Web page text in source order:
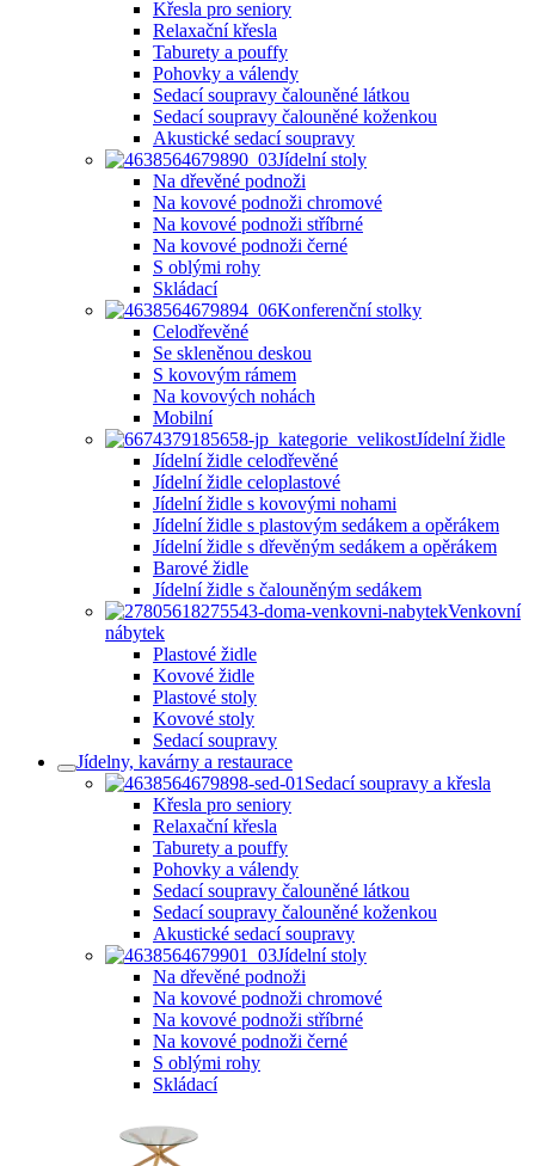
Křesla pro seniory
Relaxační křesla
Taburety a pouffy
Pohovky a válendy
Sedací soupravy čalouněné látkou
Sedací soupravy čalouněné koženkou
Akustické sedací soupravy
Jídelní stoly
Na dřevěné podnoži
Na kovové podnoži chromové
Na kovové podnoži stříbrné
Na kovové podnoži černé
S oblými rohy
Skládací
Konferenční stolky
Celodřevěné
Se skleněnou deskou
S kovovým rámem
Na kovových nohách
Mobilní
Jídelní židle
Jídelní židle celodřevěné
Jídelní židle celoplastové
Jídelní židle s kovovými nohami
Jídelní židle s plastovým sedákem a opěrákem
Jídelní židle s dřevěným sedákem a opěrákem
Barové židle
Jídelní židle s čalouněným sedákem
Venkovní
nábytek
Plastové židle
Kovové židle
Plastové stoly
Kovové stoly
Sedací soupravy
Jídelny, kavárny a restaurace
Sedací soupravy a křesla
Křesla pro seniory
Relaxační křesla
Taburety a pouffy
Pohovky a válendy
Sedací soupravy čalouněné látkou
Sedací soupravy čalouněné koženkou
Akustické sedací soupravy
Jídelní stoly
Na dřevěné podnoži
Na kovové podnoži chromové
Na kovové podnoži stříbrné
Na kovové podnoži černé
S oblými rohy
Skládací